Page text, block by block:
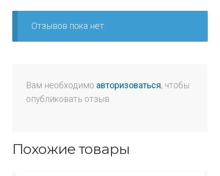
Отзывов пока нет.
Вам необходимо авторизоваться, чтобы
опубликовать отзыв.
Похожие товары